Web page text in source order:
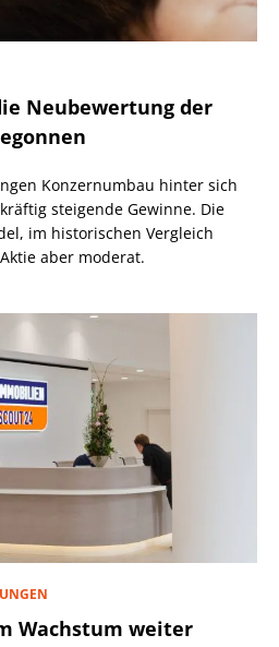
Neubewertung der
Konzernumbau hinter sich
steigende Gewinne. Die
im historischen Vergleich
aber moderat.
Wachstum weiter